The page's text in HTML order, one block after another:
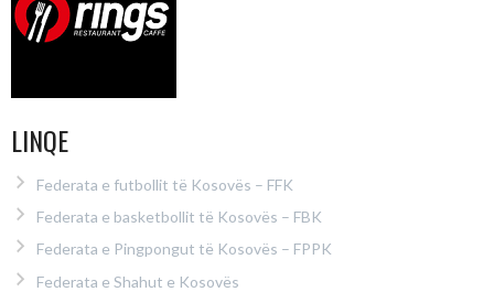
LINQE
Federata e futbollit të Kosovës – FFK
Federata e basketbollit të Kosovës – FBK
Federata e Pingpongut të Kosovës – FPPK
Federata e Shahut e Kosovës